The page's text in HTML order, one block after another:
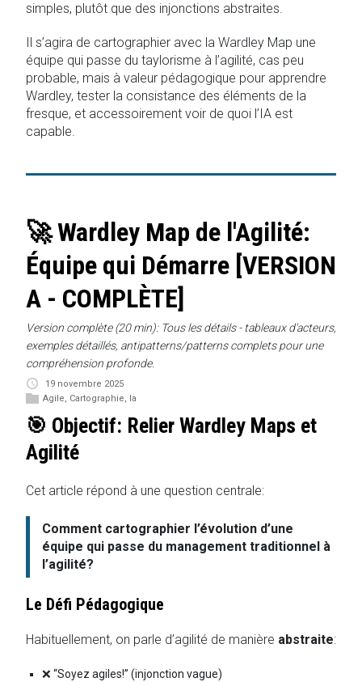
simples, plutôt que des injonctions abstraites.
Il s’agira de cartographier avec la Wardley Map une
équipe qui passe du taylorisme à l’agilité, cas peu
probable, mais à valeur pédagogique pour apprendre
Wardley, tester la consistance des éléments de la
fresque, et accessoirement voir de quoi l’IA est
capable.
🚀 Wardley Map de l'Agilité:
Équipe qui Démarre [VERSION
A - COMPLÈTE]
Version complète (20 min): Tous les détails - tableaux d'acteurs,
exemples détaillés, antipatterns/patterns complets pour une
compréhension profonde.
19 novembre 2025
Agile
Cartographie Ia
🎯 Objectif: Relier Wardley Maps et
Agilité
Cet article répond à une question centrale:
Comment cartographier l’évolution d’une
équipe qui passe du management traditionnel à
l’agilité?
Le Défi Pédagogique
Habituellement, on parle d’agilité de manière abstraite:
❌ “Soyez agiles!” (injonction vague)